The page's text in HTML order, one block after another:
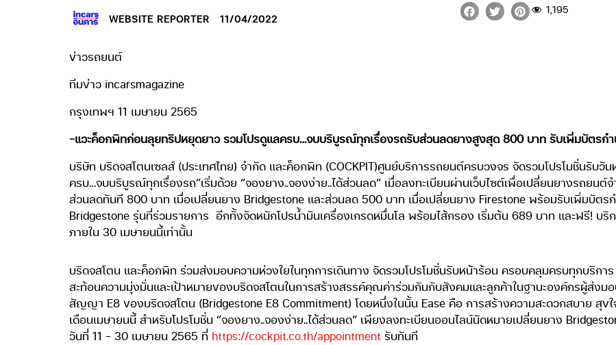
WEBSITE REPORTER 11/04/2022
1,195
ข่าวรถยนต์
ทีมข่าว incarsmagazine
กรุงเทพฯ 11 เมษายน 2565
-แวะค็อกพิทก่อนลุยทริปหยุดยาว รวมโปรดูแลครบ…จบบริบูรณ์ทุกเรื่องรถรับส่วนลดยางสูงสุด 800 บาท รับเพิ่มบัตรก
บริษัท บริดจสโตนเซลส์ (ประเทศไทย) จำกัด และค็อกพิท (COCKPIT)ศูนย์บริการรถยนต์ครบวงจร จัดรวมโปรโมชั่นรับวั
ครบ…จบบริบูรณ์ทุกเรื่องรถ”เริ่มด้วย “จองยาง..จองง่าย..ได้ส่วนลด” เมื่อลงทะเบียนผ่านเว็บไซต์เพื่อเปลี่ยนยางรถยน
ส่วนลดทันที 800 บาท เมื่อเปลี่ยนยาง Bridgestone และส่วนลด 500 บาท เมื่อเปลี่ยนยาง Firestone พร้อมรับเพิ่มบัต
Bridgestone รุ่นที่ร่วมรายการ อีกทั้งจัดหนักโปรน้ำมันเครื่องเกรดหมื่นโล พร้อมไส้กรอง เริ่มต้น 689 บาท และฟรี! บ
ภายใน 30 เมษายนนี้เท่านั้น
บริดจสโตน และค็อกพิท ร่วมส่งมอบความห่วงใยในทุกการเดินทาง จัดรวมโปรโมชั่นรับหน้าร้อน ครอบคลุมครบทุกบริกา
สะท้อนความมุ่งมั่นและเป้าหมายของบริดจสโตนในการสร้างสรรค์คุณค่าร่วมกันกับสังคมและลูกค้าในฐานะองค์กรผู้ส่ง
สัญญา E8 ของบริดจสโตน (Bridgestone E8 Commitment) โดยหนึ่งในนั้น Ease คือ การสร้างความสะดวกสบาย สุข
เดือนเมษายนนี้ สำหรับโปรโมชั่น “จองยาง..จองง่าย..ได้ส่วนลด” เพียงลงทะเบียนออนไลน์นัดหมายเปลี่ยนยาง
วันที่ 11 – 30 เมษายน 2565 ที่ https://cockpit.co.th/appointmentรับทันที